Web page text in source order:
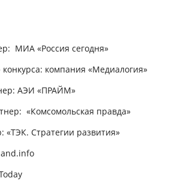
МИА «Россия сегодня»
компания «Медиалогия»
: АЭИ «ПРАЙМ»
«Комсомольская правда»
«ТЭК. Стратегии развития»